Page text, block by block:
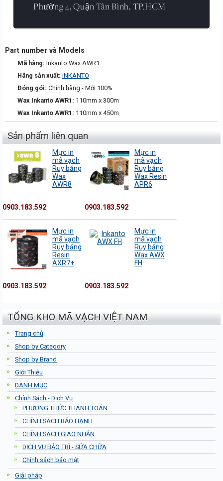
Phường 4, Quận Tân Bình, TP.HCM
Part number và Models
Mã hàng: Inkanto Wax AWR1
Hãng sản xuất: INKANTO
Đóng gói: Chính hãng - Mới 100%
Wax Inkanto AWR1: 110mm x 300m
Wax Inkanto AWR1: 110mm x 450m
Sản phẩm liên quan
Mực in
mã vạch
Ruy băng
Wax
AWR8
0903.183.592
Mực in
mã vạch
Ruy băng
Wax Resin
APR6
0903.183.592
Mực in
mã vạch
Ruy băng
Resin
AXR7+
0903.183.592
Mực in
mã vạch
Ruy băng
Wax AWX
FH
0903.183.592
TỔNG KHO MÃ VẠCH VIỆT NAM
Trang chủ
Shop by Category
Shop by Brand
Giới Thiệu
DANH MỤC
Chính Sách - Dịch Vụ
PHƯƠNG THỨC THANH TOÁN
CHÍNH SÁCH BẢO HÀNH
CHÍNH SÁCH GIAO NHẬN
DỊCH VỤ BẢO TRÌ - SỬA CHỮA
Chính sách bảo mật
Giải pháp